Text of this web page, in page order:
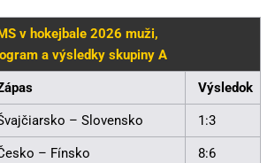
MS v hokejbale 2026 muži,
a výsledky skupiny A
Výsledok
– Slovensko 1:3
– Fínsko 8:6